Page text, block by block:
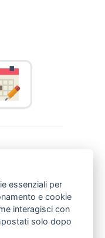
essenziali per
e cookie
interagisci con
solo dopo